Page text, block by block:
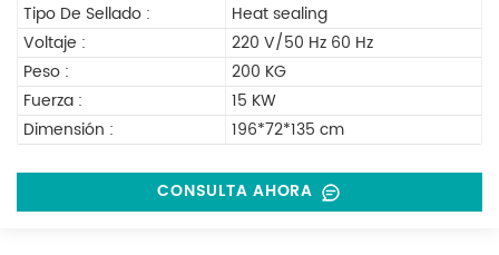
Tipo De Sellado :
Heat sealing
Voltaje :
220 V/50 Hz 60 Hz
Peso :
200 KG
Fuerza :
15 KW
Dimensión :
196*72*135 cm
CONSULTA AHORA